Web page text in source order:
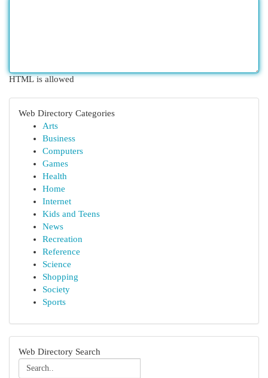
HTML is allowed
Web Directory Categories
Arts
Business
Computers
Games
Health
Home
Internet
Kids and Teens
News
Recreation
Reference
Science
Shopping
Society
Sports
Web Directory Search